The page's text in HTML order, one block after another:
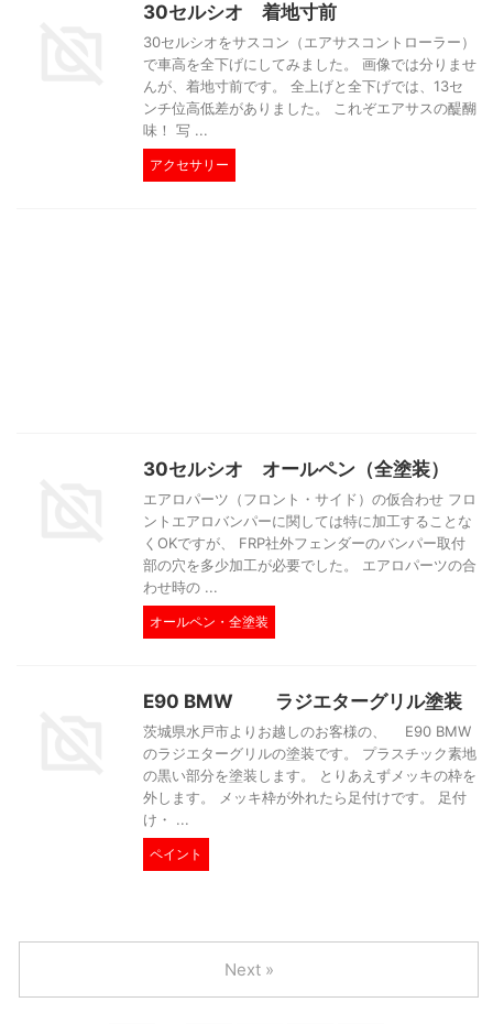
30セルシオ 着地寸前
30セルシオをサスコン（エアサスコントローラー）
で車高を全下げにしてみました。 画像では分りませ
んが、着地寸前です。 全上げと全下げでは、13セ
ンチ位高低差がありました。 これぞエアサスの醍醐
味！ 写 ...
アクセサリー
30セルシオ オールペン（全塗装）
エアロパーツ（フロント・サイド）の仮合わせ フロ
ントエアロバンパーに関しては特に加工することな
くOKですが、 FRP社外フェンダーのバンパー取付
部の穴を多少加工が必要でした。 エアロパーツの合
わせ時の ...
オールペン・全塗装
E90 BMW ラジエターグリル塗装
茨城県水戸市よりお越しのお客様の、 E90 BMW
のラジエターグリルの塗装です。 プラスチック素地
の黒い部分を塗装します。 とりあえずメッキの枠を
外します。 メッキ枠が外れたら足付けです。 足付
け・ ...
ペイント
Next »